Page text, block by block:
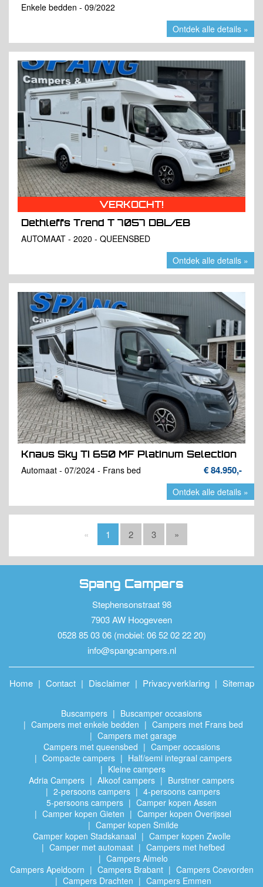
Enkele bedden - 09/2022
Ontdek alle details »
VERKOCHT!
Dethleffs Trend T 7057 DBL/EB
AUTOMAAT - 2020 - QUEENSBED
Ontdek alle details »
Knaus Sky TI 650 MF Platinum Selection
Automaat - 07/2024 - Frans bed
€ 84.950,-
Ontdek alle details »
« 1 2 3 »
Spang Campers
Stephensonstraat 98
7903 AW Hoogeveen
0528 85 03 06 (mobiel: 06 52 02 22 20)
info@spangcampers.nl
Home Contact Disclaimer Privacyverklaring Sitemap
Buscampers
Buscamper occasions
Campers met enkele bedden
Campers met Frans bed
Campers met garage
Campers met queensbed
Camper occasions
Compacte campers
Half/semi integraal campers
Kleine campers
Adria Campers
Alkoof campers
Burstner campers
2-persoons campers
4-persoons campers
5-persoons campers
​Camper kopen Assen
Camper kopen Gieten
Camper kopen Overijssel
Camper kopen Smilde
Camper kopen Stadskanaal
​Camper kopen Zwolle
Camper met automaat
Campers met hefbed
Campers Almelo
Campers Apeldoorn
Campers Brabant
Campers Coevorden
Campers Drachten
Campers Emmen